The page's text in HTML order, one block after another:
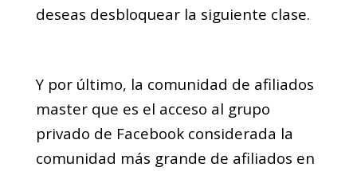
deseas desbloquear la siguiente clase.
Y por último, la comunidad de afiliados
master que es el acceso al grupo
privado de Facebook considerada la
comunidad más grande de afiliados en